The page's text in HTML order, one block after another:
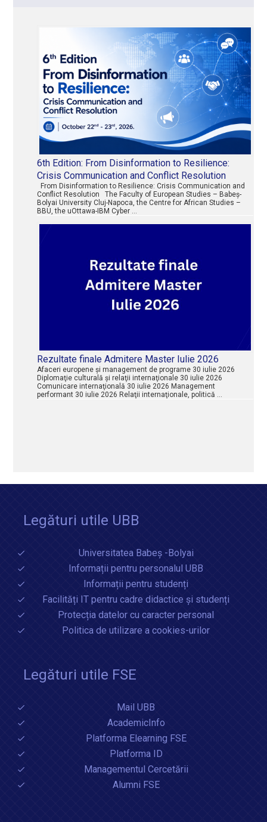
6th Edition: From Disinformation to Resilience:
Crisis Communication and Conflict Resolution
From Disinformation to Resilience: Crisis Communication and
Conflict Resolution The Faculty of European Studies – Babeș-
Bolyai University Cluj-Napoca, the Centre for African Studies –
BBU, the uOttawa-IBM Cyber …
Rezultate finale Admitere Master Iulie 2026
Afaceri europene şi management de programe 30 iulie 2026
Diplomaţie culturală şi relaţii internaţionale 30 iulie 2026
Comunicare internaţională 30 iulie 2026 Management
performant 30 iulie 2026 Relaţii internaţionale, politică …
Legături utile UBB
Universitatea Babeș -Bolyai
Informații pentru personalul UBB
Informații pentru studenți
Facilități IT pentru cadre didactice și studenți
Protecția datelor cu caracter personal
Politica de utilizare a cookies-urilor
Legături utile FSE
Mail UBB
AcademicInfo
Platforma Elearning FSE
Platforma ID
Managementul Cercetării
Alumni FSE